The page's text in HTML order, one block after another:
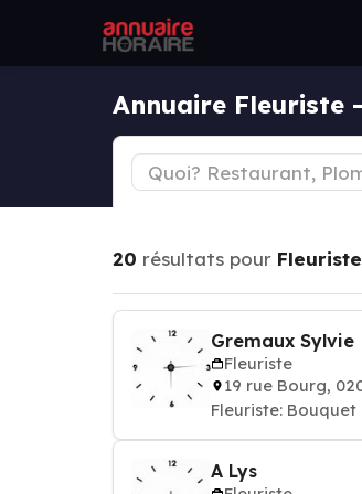
Annuaire Fleuriste
20 résultats pour Fleuriste
Gremaux Sylvie
Fleuriste
19 rue Bourg,
Fleuriste:
A Lys